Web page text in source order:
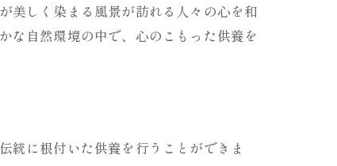
美しく染まる風景が訪れる人々の心を和
な自然環境の中で、心のこもった供養を
統に根付いた供養を行うことができま